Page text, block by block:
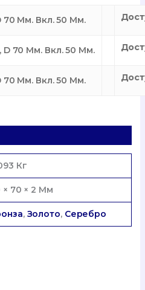
70 Мм. Вкл. 50 Мм.
D 70 Мм. Вкл. 50 Мм.
70 Мм. Вкл. 50 Мм.
Кг
× 70 × 2 Мм
, Золото, Серебро